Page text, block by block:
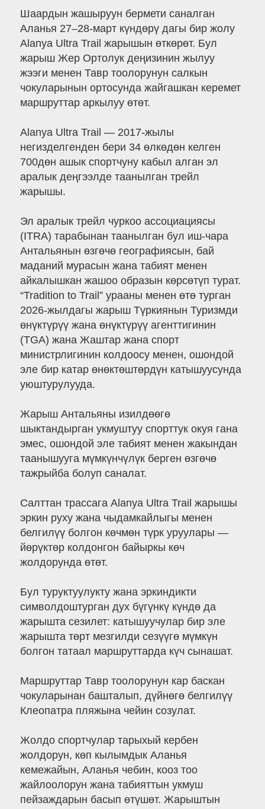
Шаардын жашыруун бермети саналган
Аланья 27–28-март күндөрү дагы бир жолу
Alanya Ultra Trail жарышын өткөрөт. Бул
жарыш Жер Ортолук деңизинин жылуу
жээги менен Тавр тоолорунун салкын
чокуларынын ортосунда жайгашкан керемет
маршруттар аркылуу өтөт.
Alanya Ultra Trail — 2017-жылы
негизделгенден бери 34 өлкөдөн келген
700дөн ашык спортчуну кабыл алган эл
аралык деңгээлде таанылган трейл
жарышы.
Эл аралык трейл чуркоо ассоциациясы
(ITRA) тарабынан таанылган бул иш-чара
Антальянын өзгөчө географиясын, бай
маданий мурасын жана табият менен
айкалышкан жашоо образын көрсөтүп турат.
“Tradition to Trail” урааны менен өтө турган
2026-жылдагы жарыш Түркиянын Туризмди
өнүктүрүү жана өнүктүрүү агенттигинин
(TGA) жана Жаштар жана спорт
министрлигинин колдоосу менен, ошондой
эле бир катар өнөктөштөрдүн катышуусунда
уюштурулууда.
Жарыш Антальяны изилдөөгө
шыктандырган укмуштуу спорттук окуя гана
эмес, ошондой эле табият менен жакындан
таанышууга мүмкүнчүлүк берген өзгөчө
тажрыйба болуп саналат.
Салттан трассага Alanya Ultra Trail жарышы
эркин руху жана чыдамкайлыгы менен
белгилүү болгон көчмөн түрк уруулары —
йөрүктөр колдонгон байыркы көч
жолдорунда өтөт.
Бул туруктуулукту жана эркиндикти
символдоштурган дух бүгүнкү күндө да
жарышта сезилет: катышуучулар бир эле
жарышта төрт мезгилди сезүүгө мүмкүн
болгон татаал маршруттарда күч сынашат.
Маршруттар Тавр тоолорунун кар баскан
чокуларынан башталып, дүйнөгө белгилүү
Клеопатра пляжына чейин созулат.
Жолдо спортчулар тарыхый кербен
жолдорун, көп кылымдык Аланья
кемежайын, Аланья чебин, кооз тоо
жайлоолорун жана табияттын укмуш
пейзаждарын басып өтүшөт. Жарыштын